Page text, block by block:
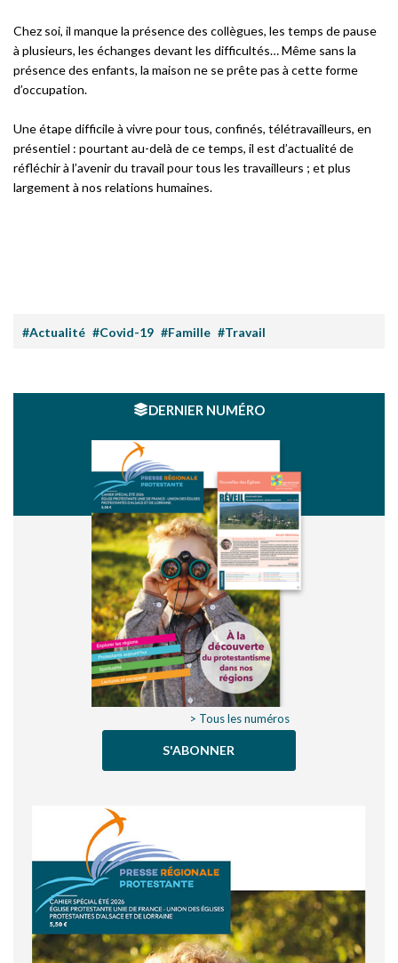
Chez soi, il manque la présence des collègues, les temps de pause
à plusieurs, les échanges devant les difficultés… Même sans la
présence des enfants, la maison ne se prête pas à cette forme
d’occupation.
Une étape difficile à vivre pour tous, confinés, télétravailleurs, en
présentiel : pourtant au-delà de ce temps, il est d’actualité de
réfléchir à l’avenir du travail pour tous les travailleurs ; et plus
largement à nos relations humaines.
#Actualité #Covid-19 #Famille #Travail
DERNIER NUMÉRO
> Tous les numéros
S'ABONNER